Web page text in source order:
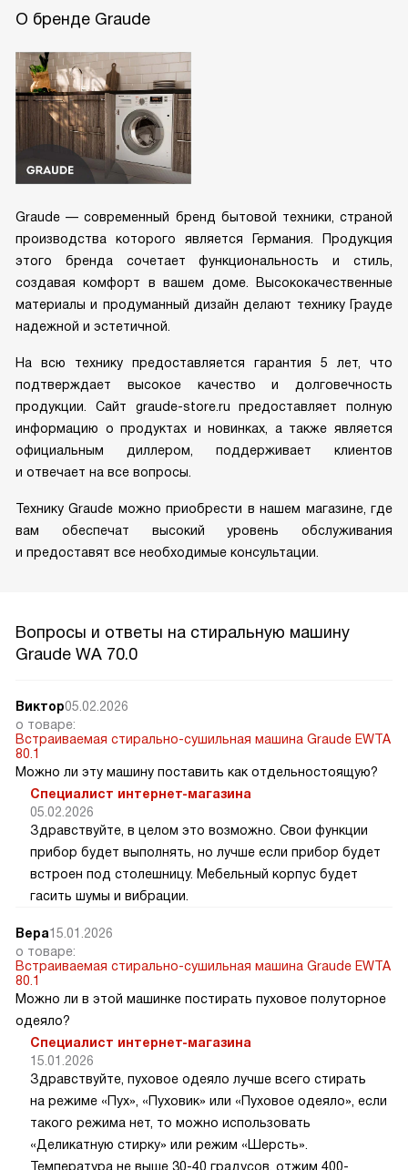
О бренде Graude
Graude — современный бренд бытовой техники, страной
производства которого является Германия. Продукция
этого бренда сочетает функциональность и стиль,
создавая комфорт в вашем доме. Высококачественные
материалы и продуманный дизайн делают технику Грауде
надежной и эстетичной.
На всю технику предоставляется гарантия 5 лет, что
подтверждает высокое качество и долговечность
продукции. Сайт graude-store.ru предоставляет полную
информацию о продуктах и новинках, а также является
официальным диллером, поддерживает клиентов
и отвечает на все вопросы.
Технику Graude можно приобрести в нашем магазине, где
вам обеспечат высокий уровень обслуживания
и предоставят все необходимые консультации.
Вопросы и ответы на стиральную машину
Graude WA 70.0
Виктор05.02.2026
о товаре:
Встраиваемая стирально-сушильная машина Graude EWTA
80.1
Можно ли эту машину поставить как отдельностоящую?
Специалист интернет-магазина
05.02.2026
Здравствуйте, в целом это возможно. Свои функции
прибор будет выполнять, но лучше если прибор будет
встроен под столешницу. Мебельный корпус будет
гасить шумы и вибрации.
Вера15.01.2026
о товаре:
Встраиваемая стирально-сушильная машина Graude EWTA
80.1
Можно ли в этой машинке постирать пуховое полуторное
одеяло?
Специалист интернет-магазина
15.01.2026
Здравствуйте, пуховое одеяло лучше всего стирать
на режиме «Пух», «Пуховик» или «Пуховое одеяло», если
такого режима нет, то можно использовать
«Деликатную стирку» или режим «Шерсть».
Температура не выше 30-40 градусов, отжим 400-